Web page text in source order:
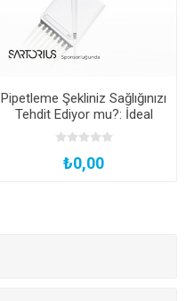
Pipetleme Şekliniz Sağlığınızı
Tehdit Ediyor mu?: İdeal
Pipetleme Teknikleri ve
Ergonomi
₺0,00